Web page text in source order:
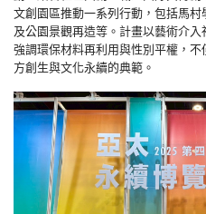
文創園區推動一系列行動，包括馬
及公園景觀再造等。計畫以藝術介
強調環保材料再利用與性別平權，
方創生與文化永續的典範。